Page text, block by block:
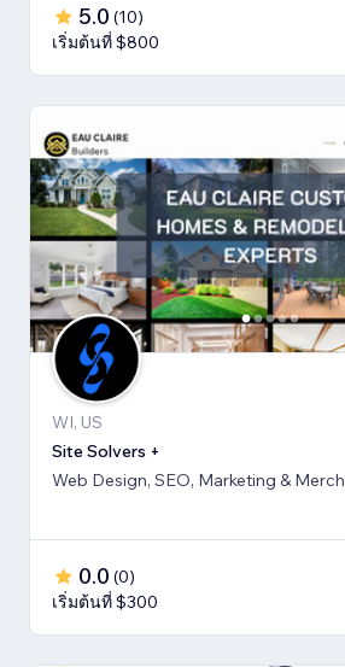
5.0 (10)
เริ่มต้นที่ $800
WI, US
Site Solvers +
Web Design, SEO, Marketing & Merch
0.0 (0)
เริ่มต้นที่ $300